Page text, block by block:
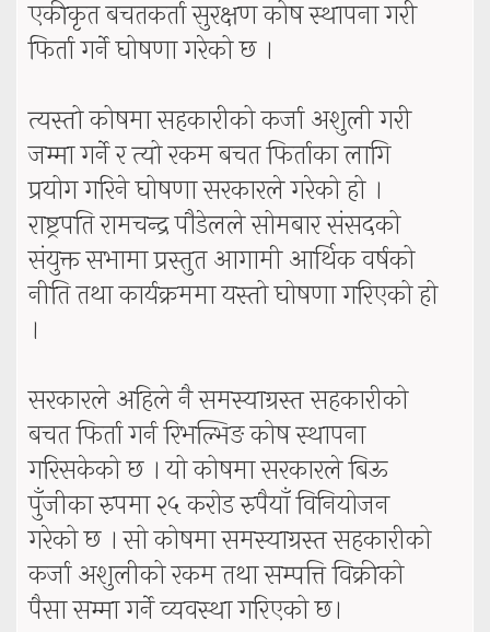
एकीकृत बचतकर्ता सुरक्षण कोष स्थापना गरी
फिर्ता गर्ने घोषणा गरेको छ ।
त्यस्तो कोषमा सहकारीको कर्जा अशुली गरी
जम्मा गर्ने र त्यो रकम बचत फिर्ताका लागि
प्रयोग गरिने घोषणा सरकारले गरेको हो ।
राष्ट्रपति रामचन्द्र पौडेलले सोमबार संसदको
संयुक्त सभामा प्रस्तुत आगामी आर्थिक वर्षको
नीति तथा कार्यक्रममा यस्तो घोषणा गरिएको हो
।
सरकारले अहिले नै समस्याग्रस्त सहकारीको
बचत फिर्ता गर्न रिभल्भिङ कोष स्थापना
गरिसकेको छ । यो कोषमा सरकारले बिऊ
पुँजीका रुपमा २५ करोड रुपैयाँ विनियोजन
गरेको छ । सो कोषमा समस्याग्रस्त सहकारीको
कर्जा अशुलीको रकम तथा सम्पत्ति विक्रीको
पैसा सम्मा गर्ने व्यवस्था गरिएको छ।